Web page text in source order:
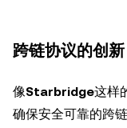
跨链协议的创新
像Starbridge这样
确保安全可靠的跨